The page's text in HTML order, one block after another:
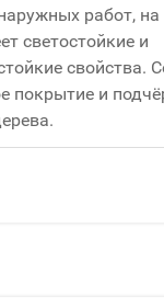
работ, на
светостойкие и
свойства.
покрытие и